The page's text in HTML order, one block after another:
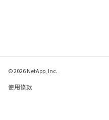
© 2026 NetApp, Inc.
使用條款